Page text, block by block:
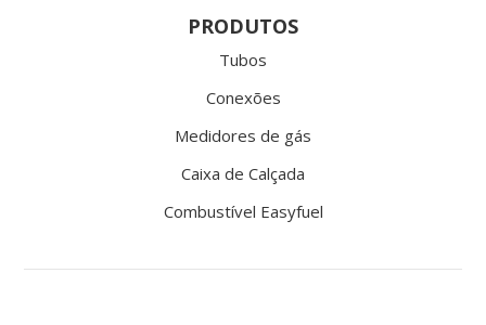
PRODUTOS
Tubos
Conexões
Medidores de gás
Caixa de Calçada
Combustível Easyfuel